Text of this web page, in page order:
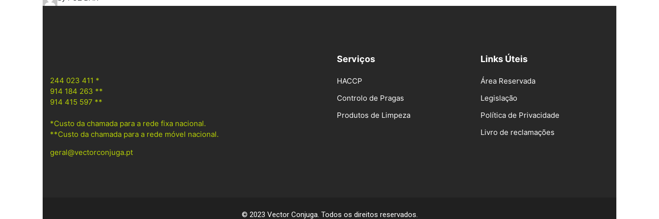
244 023 411 *
914 184 263 **
914 415 597 **
*Custo da chamada para a rede fixa nacional.
**Custo da chamada para a rede móvel nacional.
geral@vectorconjuga.pt
Serviços
HACCP
Controlo de Pragas
Produtos de Limpeza
Links Úteis
Área Reservada
Legislação
Política de Privacidade
Livro de reclamações
© 2023 Vector Conjuga. Todos os direitos reservados.